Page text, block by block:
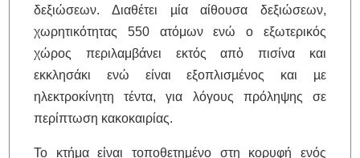
δεξιώσεων. Διαθέτει µία αίθουσα δεξιώσεων,
χωρητικότητας 550 ατόμων ενώ ο εξωτερικός
χώρος περιλαμβάνει εκτός απὀ πισίνα και
εκκλησάκι ενώ είναι εξοπλισµένος και µε
ηλεκτροκίνητη τέντα, για λόγους πρόληψης σε
περίπτωση κακοκαιρίας.
Το κτήμα εἰναι τοποθετημένο στη κορυφή ενός